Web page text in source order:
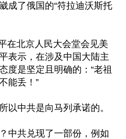
成了俄国的“符拉迪沃斯托
在北京人民大会堂会见美
表示，在涉及中国大陆主
度是坚定且明确的：“老祖
能丢！”
以中共是向马列承诺的。
中共兑现了一部份，例如